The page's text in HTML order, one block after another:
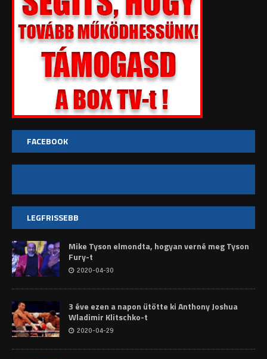
FACEBOOK
LEGFRISSEBB
Mike Tyson elmondta, hogyan verné meg Tyson
Fury-t
2020-04-30
3 éve ezen a napon ütötte ki Anthony Joshua
Wladimir Klitschko-t
2020-04-29